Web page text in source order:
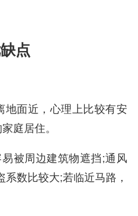
点
地面近，心理上比较有安
庭居住。
被周边建筑物遮挡;通风
数比较大;若临近马路，